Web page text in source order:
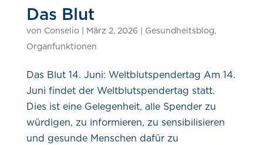
Das Blut
von Conselio| März 2, 2026 Gesundheitsblog,
Organfunktionen
Das Blut 14. Juni: Weltblutspendertag Am 14.
Juni findet der Weltblutspendertag statt.
Dies ist eine Gelegenheit, alle Spender zu
würdigen, zu informieren, zu sensibilisieren
und gesunde Menschen dafür zu